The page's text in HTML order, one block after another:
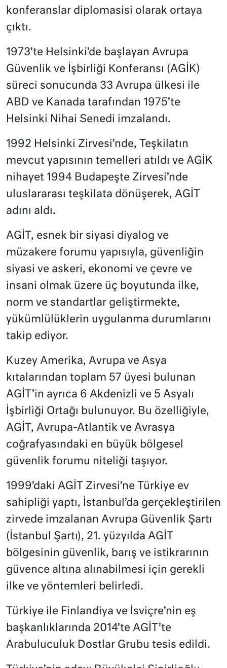
konferanslar diplomasisi olarak ortaya
çıktı.
1973’te Helsinki’de başlayan Avrupa
Güvenlik ve İşbirliği Konferansı (AGİK)
süreci sonucunda 33 Avrupa ülkesi ile
ABD ve Kanada tarafından 1975’te
Helsinki Nihai Senedi imzalandı.
1992 Helsinki Zirvesi’nde, Teşkilatın
mevcut yapısının temelleri atıldı ve AGİK
nihayet 1994 Budapeşte Zirvesi’nde
uluslararası teşkilata dönüşerek, AGİT
adını aldı.
AGİT, esnek bir siyasi diyalog ve
müzakere forumu yapısıyla, güvenliğin
siyasi ve askeri, ekonomi ve çevre ve
insani olmak üzere üç boyutunda ilke,
norm ve standartlar geliştirmekte,
yükümlülüklerin uygulanma durumlarını
takip ediyor.
Kuzey Amerika, Avrupa ve Asya
kıtalarından toplam 57 üyesi bulunan
AGİT’in ayrıca 6 Akdenizli ve 5 Asyalı
İşbirliği Ortağı bulunuyor. Bu özelliğiyle,
AGİT, Avrupa-Atlantik ve Avrasya
coğrafyasındaki en büyük bölgesel
güvenlik forumu niteliği taşıyor.
1999’daki AGİT Zirvesi’ne Türkiye ev
sahipliği yaptı, İstanbul’da gerçekleştirilen
zirvede imzalanan Avrupa Güvenlik Şartı
(İstanbul Şartı), 21. yüzyılda AGİT
bölgesinin güvenlik, barış ve istikrarının
güvence altına alınabilmesi için gerekli
ilke ve yöntemleri belirledi.
Türkiye ile Finlandiya ve İsviçre’nin eş
başkanlıklarında 2014’te AGİT’te
Arabuluculuk Dostlar Grubu tesis edildi.